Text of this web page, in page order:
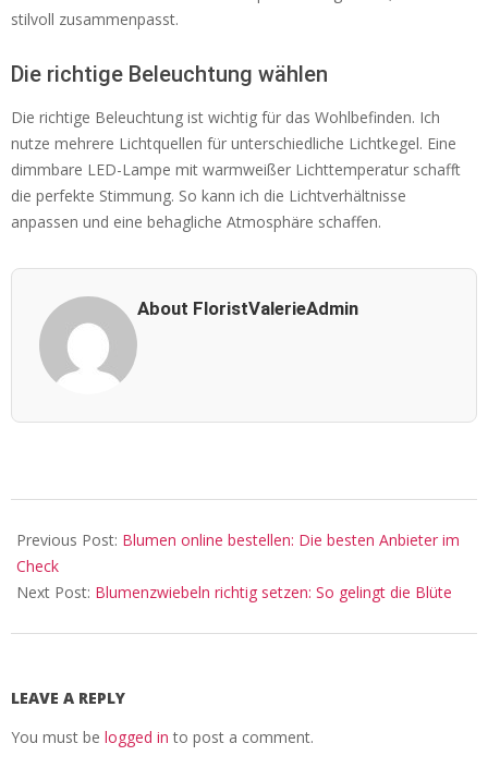
stilvoll zusammenpasst.
Die richtige Beleuchtung wählen
Die richtige Beleuchtung ist wichtig für das Wohlbefinden. Ich
nutze mehrere Lichtquellen für unterschiedliche Lichtkegel. Eine
dimmbare LED-Lampe mit warmweißer Lichttemperatur schafft
die perfekte Stimmung. So kann ich die Lichtverhältnisse
anpassen und eine behagliche Atmosphäre schaffen.
About FloristValerieAdmin
05-
24
Previous Post: Blumen online bestellen: Die besten Anbieter im
Check
Next Post: Blumenzwiebeln richtig setzen: So gelingt die Blüte
LEAVE A REPLY
You must be logged in to post a comment.